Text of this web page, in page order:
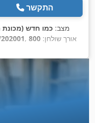
התקשר
מצב: כמו חדש (מכונת
, אורך שולחן: 800
,